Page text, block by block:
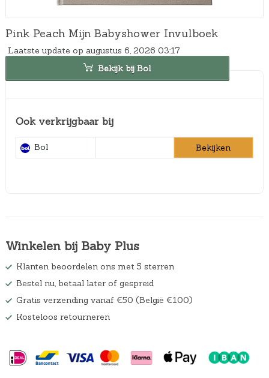
Pink Peach Mijn Babyshower Invulboek
Laatste update op augustus 6, 2026 03:17
Bekijk bij Bol
Ook verkrijgbaar bij
Bol Bekijken
Winkelen bij Baby Plus
Klanten beoordelen ons met 5 sterren
Bestel nu, betaal later of gespreid
Gratis verzending vanaf €50 (België €100)
Kosteloos retourneren